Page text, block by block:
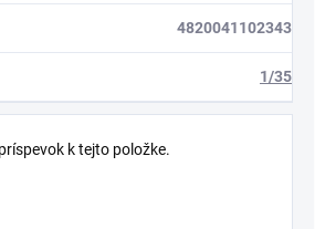
4820041102343
1/35
k tejto položke.